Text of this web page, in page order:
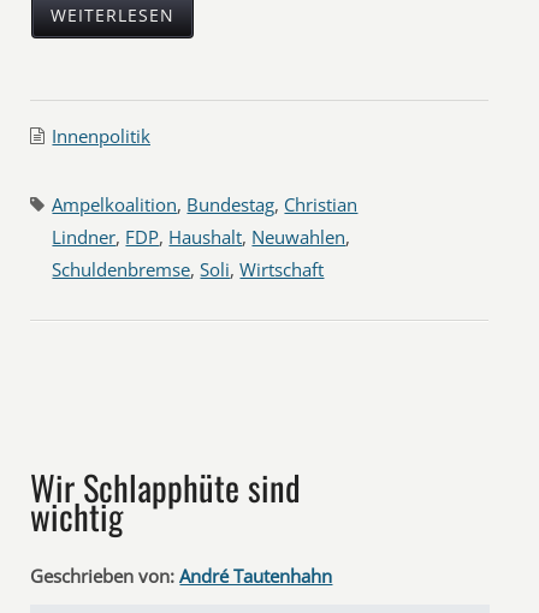
WEITERLESEN
Innenpolitik
Ampelkoalition, Bundestag, Christian
Lindner, FDP, Haushalt, Neuwahlen,
Schuldenbremse,Soli,Wirtschaft
Wir Schlapphüte sind
wichtig
Geschrieben von: André Tautenhahn